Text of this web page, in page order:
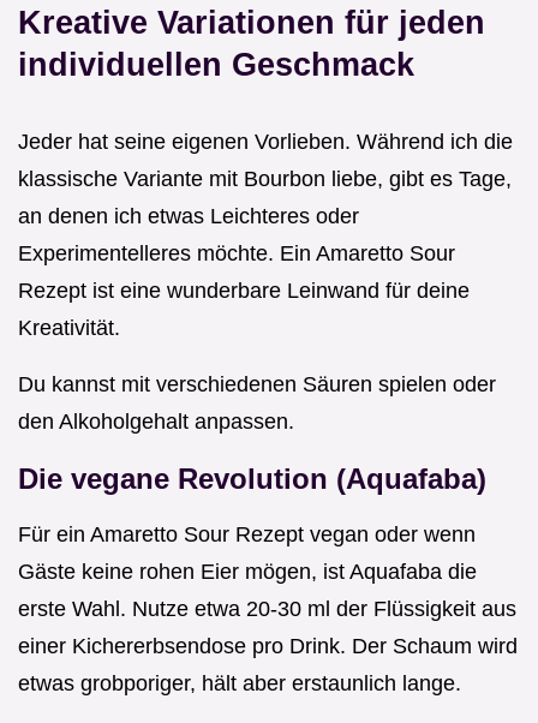
Kreative Variationen für jeden
individuellen Geschmack
Jeder hat seine eigenen Vorlieben. Während ich die
klassische Variante mit Bourbon liebe, gibt es Tage,
an denen ich etwas Leichteres oder
Experimentelleres möchte. Ein Amaretto Sour
Rezept ist eine wunderbare Leinwand für deine
Kreativität.
Du kannst mit verschiedenen Säuren spielen oder
den Alkoholgehalt anpassen.
Die vegane Revolution (Aquafaba)
Für ein Amaretto Sour Rezept vegan oder wenn
Gäste keine rohen Eier mögen, ist Aquafaba die
erste Wahl. Nutze etwa 20-30 ml der Flüssigkeit aus
einer Kichererbsendose pro Drink. Der Schaum wird
etwas grobporiger, hält aber erstaunlich lange.